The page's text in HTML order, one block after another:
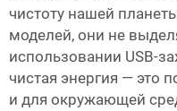
чистоту нашей
моделей, они не
использовании USB-
чистая энергия — это
и для окружающей